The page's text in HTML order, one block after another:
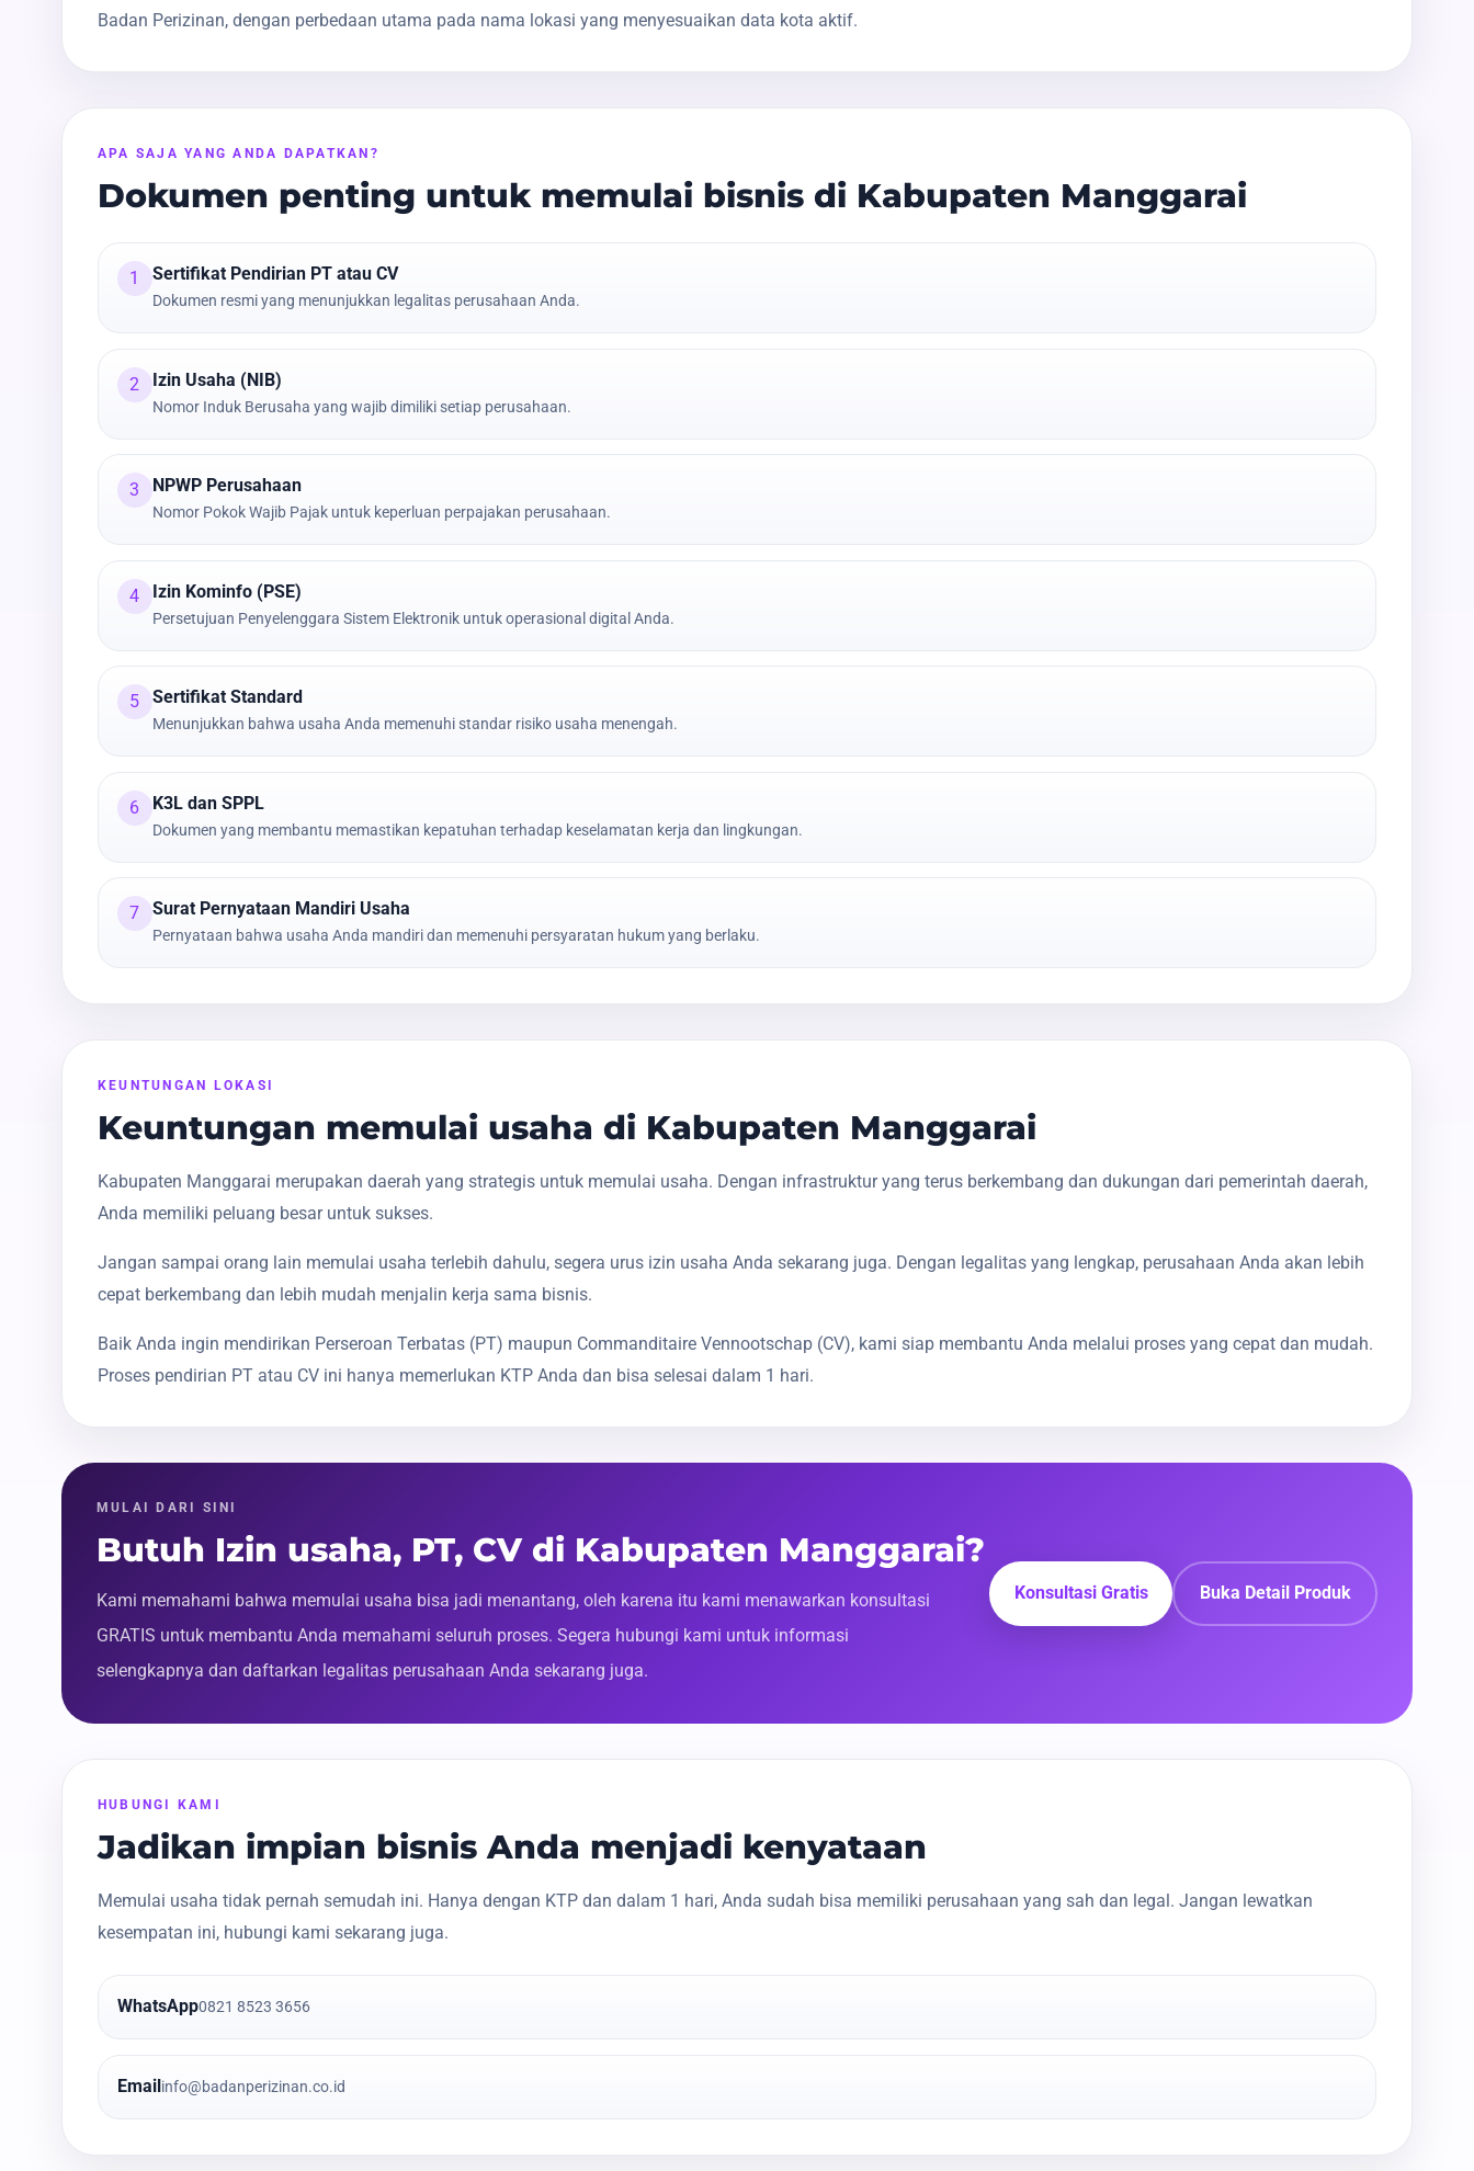
Badan Perizinan, dengan perbedaan utama pada nama lokasi yang menyesuaikan data kota aktif.
APA SAJA YANG ANDA DAPATKAN?
Dokumen penting untuk memulai bisnis di Kabupaten Manggarai
1 Sertifikat Pendirian PT atau CV
Dokumen resmi yang menunjukkan legalitas perusahaan Anda.
2 Izin Usaha (NIB)
Nomor Induk Berusaha yang wajib dimiliki setiap perusahaan.
3 NPWP Perusahaan
Nomor Pokok Wajib Pajak untuk keperluan perpajakan perusahaan.
4 Izin Kominfo (PSE)
Persetujuan Penyelenggara Sistem Elektronik untuk operasional digital Anda.
5 Sertifikat Standard
Menunjukkan bahwa usaha Anda memenuhi standar risiko usaha menengah.
6 K3L dan SPPL
Dokumen yang membantu memastikan kepatuhan terhadap keselamatan kerja dan lingkungan.
7 Surat Pernyataan Mandiri Usaha
Pernyataan bahwa usaha Anda mandiri dan memenuhi persyaratan hukum yang berlaku.
KEUNTUNGAN LOKASI
Keuntungan memulai usaha di Kabupaten Manggarai
Kabupaten Manggarai merupakan daerah yang strategis untuk memulai usaha. Dengan infrastruktur yang terus berkembang dan dukungan dari pemerintah daerah,
Anda memiliki peluang besar untuk sukses.
Jangan sampai orang lain memulai usaha terlebih dahulu, segera urus izin usaha Anda sekarang juga. Dengan legalitas yang lengkap, perusahaan Anda akan lebih
cepat berkembang dan lebih mudah menjalin kerja sama bisnis.
Baik Anda ingin mendirikan Perseroan Terbatas (PT) maupun Commanditaire Vennootschap (CV), kami siap membantu Anda melalui proses yang cepat dan mudah.
Proses pendirian PT atau CV ini hanya memerlukan KTP Anda dan bisa selesai dalam 1 hari.
MULAI DARI SINI
Butuh Izin usaha, PT, CV di Kabupaten Manggarai?
Kami memahami bahwa memulai usaha bisa jadi menantang, oleh karena itu kami menawarkan konsultasi
GRATIS untuk membantu Anda memahami seluruh proses. Segera hubungi kami untuk informasi
selengkapnya dan daftarkan legalitas perusahaan Anda sekarang juga.
Konsultasi Gratis Buka Detail Produk
HUBUNGI KAMI
Jadikan impian bisnis Anda menjadi kenyataan
Memulai usaha tidak pernah semudah ini. Hanya dengan KTP dan dalam 1 hari, Anda sudah bisa memiliki perusahaan yang sah dan legal. Jangan lewatkan
kesempatan ini, hubungi kami sekarang juga.
WhatsApp0821 8523 3656
Emailinfo@badanperizinan.co.id